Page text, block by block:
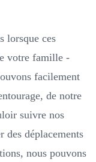
lorsque ces
votre famille -
facilement
de notre
suivre nos
des déplacements
nous pouvons